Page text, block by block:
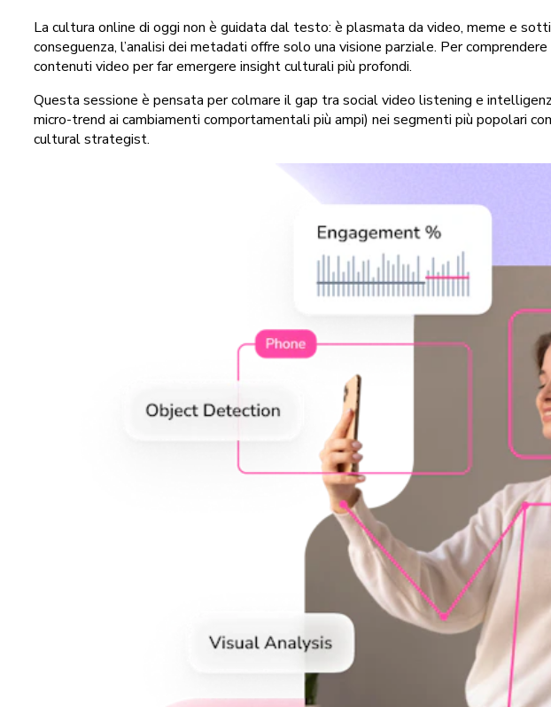
La cultura online di oggi non è guidata dal testo: è plasmata da video, meme e
conseguenza, l’analisi dei metadati offre solo una visione parziale. Per
contenuti video per far emergere insight culturali più profondi.
Questa sessione è pensata per colmare il gap tra social video listening e
micro-trend ai cambiamenti comportamentali più ampi) nei segmenti più popolari
cultural strategist.